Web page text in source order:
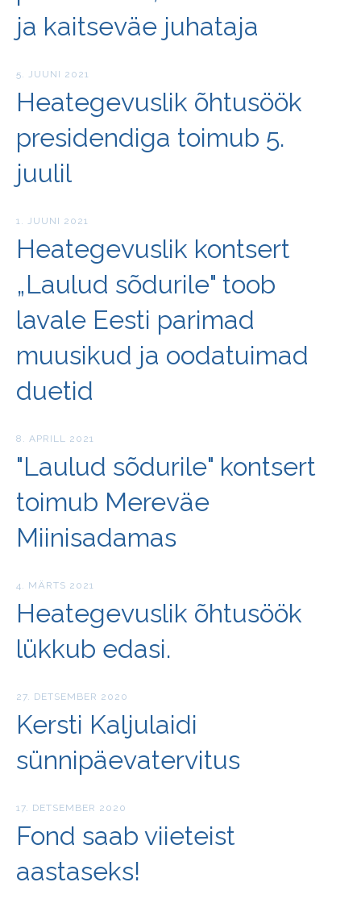
ja kaitseväe juhataja
5. JUUNI 2021
Heategevuslik õhtusöök
presidendiga toimub 5.
juulil
1. JUUNI 2021
Heategevuslik kontsert
„Laulud sõdurile" toob
lavale Eesti parimad
muusikud ja oodatuimad
duetid
8. APRILL 2021
"Laulud sõdurile" kontsert
toimub Mereväe
Miinisadamas
4. MÄRTS 2021
Heategevuslik õhtusöök
lükkub edasi.
27. DETSEMBER 2020
Kersti Kaljulaidi
sünnipäevatervitus
17. DETSEMBER 2020
Fond saab viieteist
aastaseks!